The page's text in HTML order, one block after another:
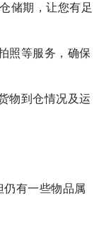
储期，让您有足
照等服务，确保
物到仓情况及运
有一些物品属